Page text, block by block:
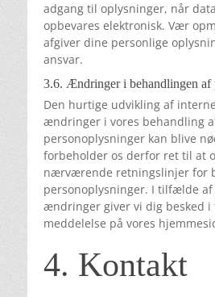
adgang til oplysninger, når
opbevares elektronisk. Vær
afgiver dine personlige
ansvar.
3.6. Ændringer i behandlingen af
Den hurtige udvikling af
ændringer i vores behandling
personoplysninger kan blive
forbeholder os derfor ret til at
nærværende retningslinjer for
personoplysninger. I tilfælde
ændringer giver vi dig besked i
meddelelse på vores
4. Kontakt